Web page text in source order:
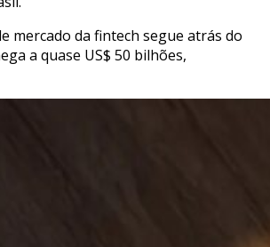
mercado da fintech segue atrás do
a quase US$ 50 bilhões,